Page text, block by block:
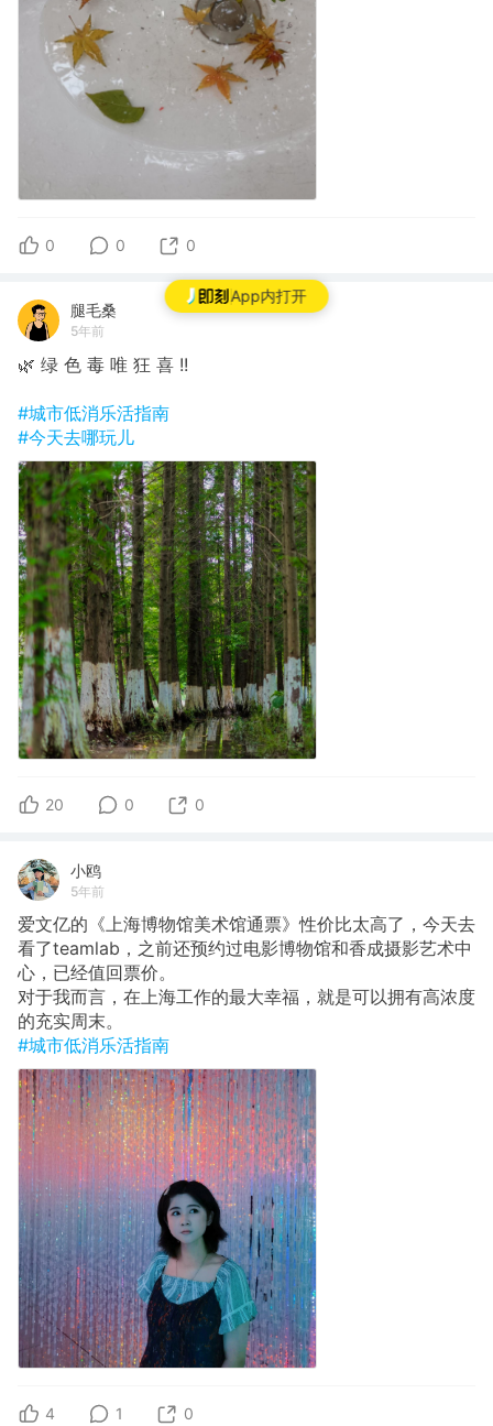
App内打开
0 0 0
腿毛桑
5年前
🌿 绿 色 毒 唯 狂 喜 !!
#城市低消乐活指南
#今天去哪玩儿
20 0 0
小鸥
5年前
爱文亿的《上海博物馆美术馆通票》性价比太高了，今天去
看了teamlab，之前还预约过电影博物馆和香成摄影艺术中
心，已经值回票价。
对于我而言，在上海工作的最大幸福，就是可以拥有高浓度
的充实周末。
#城市低消乐活指南
4 1 0